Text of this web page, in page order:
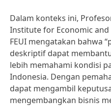
Dalam konteks ini,
Institute for Economic and
FEUI mengatakan bahwa
deskriptif dapat
lebih memahami kondisi
Indonesia. Dengan
dapat mengambil
mengembangkan bisnis